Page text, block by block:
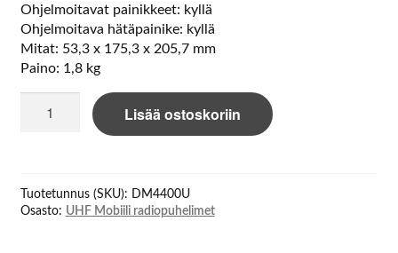
Ohjelmoitavat painikkeet: kyllä
Ohjelmoitava hätäpainike: kyllä
Mitat: 53,3 x 175,3 x 205,7 mm
Paino: 1,8 kg
DM4400E
määrä
Lisää ostoskoriin
Tuotetunnus (SKU):
DM4400U
Osasto: UHF Mobiili radiopuhelimet